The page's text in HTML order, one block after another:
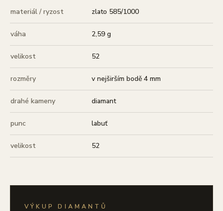
materiál / ryzost zlato 585/1000
váha 2,59 g
velikost 52
rozměry v nejširším bodě 4 mm
drahé kameny diamant
punc labuť
velikost 52
VÝKUP DIAMANTŮ